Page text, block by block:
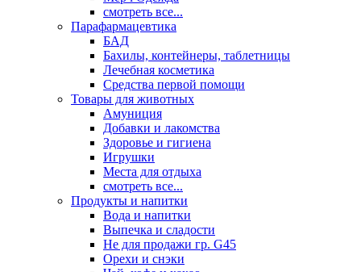
смотреть все...
Парафармацевтика
БАД
Бахилы, контейнеры, таблетницы
Лечебная косметика
Средства первой помощи
Товары для животных
Амуниция
Добавки и лакомства
Здоровье и гигиена
Игрушки
Места для отдыха
смотреть все...
Продукты и напитки
Вода и напитки
Выпечка и сладости
Не для продажи гр. G45
Орехи и снэки